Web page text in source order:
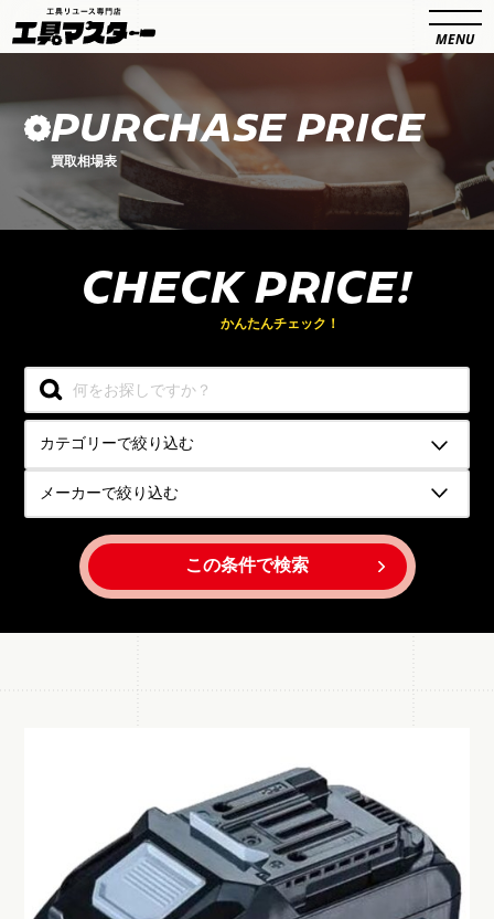
PURCHASE PRICE
買取相場表
CHECK PRICE!
かんたんチェック！
この条件で検索